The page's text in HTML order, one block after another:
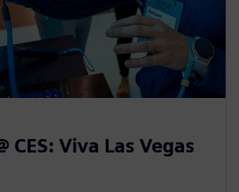
CES: Viva Las Vegas